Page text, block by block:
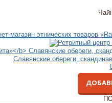
Славянские обереги,